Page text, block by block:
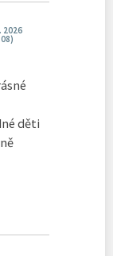
2026
děti